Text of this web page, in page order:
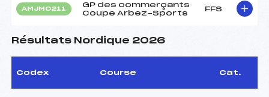
AMJM0211
GP des commerçants
Coupe Arbez-Sports
FFS
Résultats Nordique 2026
Codex Course Cat.